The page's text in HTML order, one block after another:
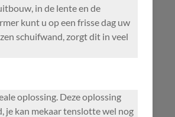
in de lente en de
kunt u op een frisse dag uw
schuifwand, zorgt dit in veel
oplossing. Deze oplossing
je kan mekaar tenslotte wel nog